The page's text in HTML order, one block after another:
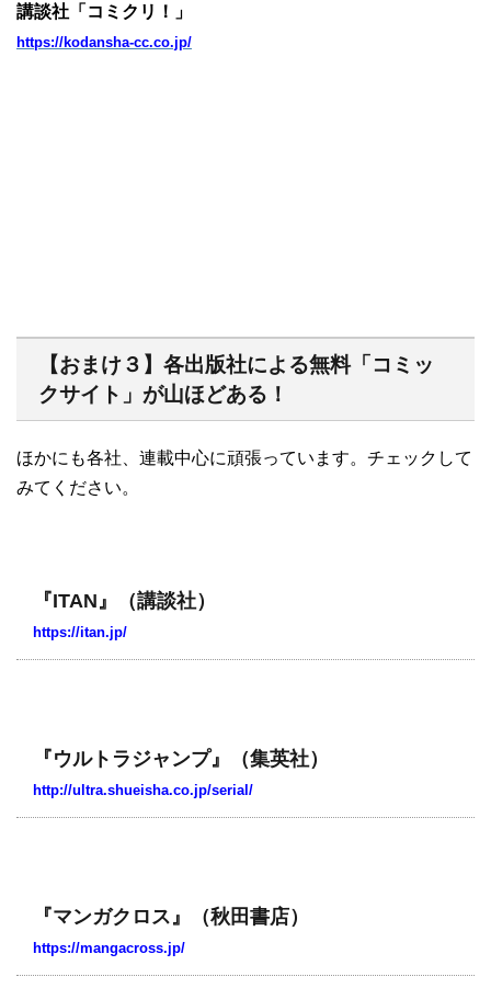
講談社「コミクリ！」
https://kodansha-cc.co.jp/
【おまけ３】各出版社による無料「コミッ
クサイト」が山ほどある！
ほかにも各社、連載中心に頑張っています。チェックして
みてください。
『ITAN』（講談社）
https://itan.jp/
『ウルトラジャンプ』（集英社）
http://ultra.shueisha.co.jp/serial/
『マンガクロス』（秋田書店）
https://mangacross.jp/